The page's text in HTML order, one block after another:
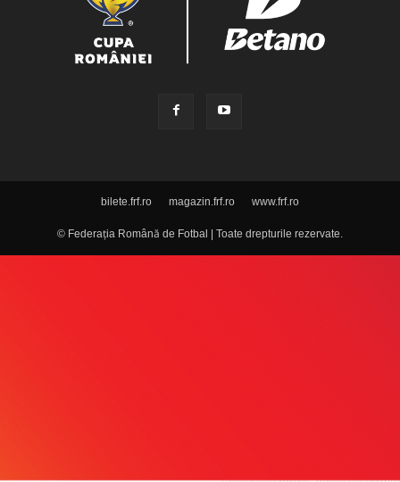
bilete.frf.ro magazin.frf.ro www.frf.ro
© Federația Română de Fotbal | Toate drepturile rezervate.